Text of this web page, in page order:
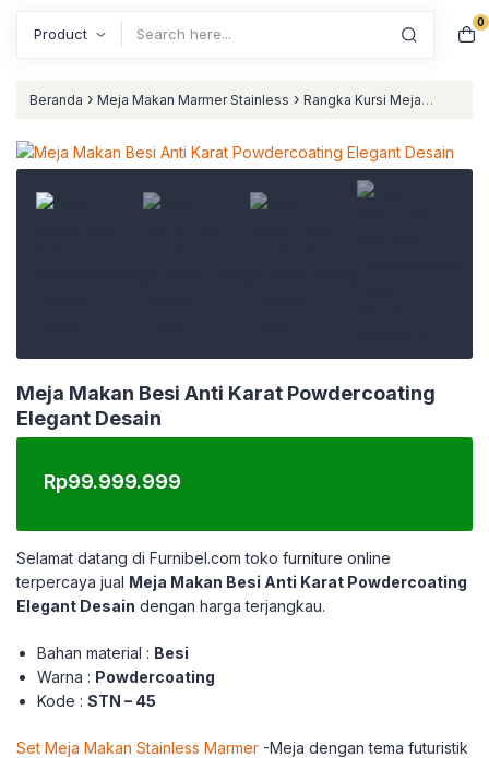
0
Beranda › Meja Makan Marmer Stainless › Rangka Kursi Meja
Desain
Meja Makan Besi Anti Karat Powdercoating
Elegant Desain
Rp99.999.999
Selamat datang di Furnibel.com toko furniture online
terpercaya jual Meja Makan Besi Anti Karat Powdercoating
Elegant Desain dengan harga terjangkau.
Bahan material : Besi
Warna : Powdercoating
Kode :STN – 45
Set Meja Makan Stainless Marmer -Meja dengan tema futuristik